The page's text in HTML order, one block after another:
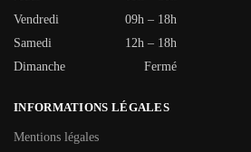
Vendredi
09h – 18h
Samedi
12h – 18h
Dimanche
Fermé
INFORMATIONS LÉGALES
Mentions légales